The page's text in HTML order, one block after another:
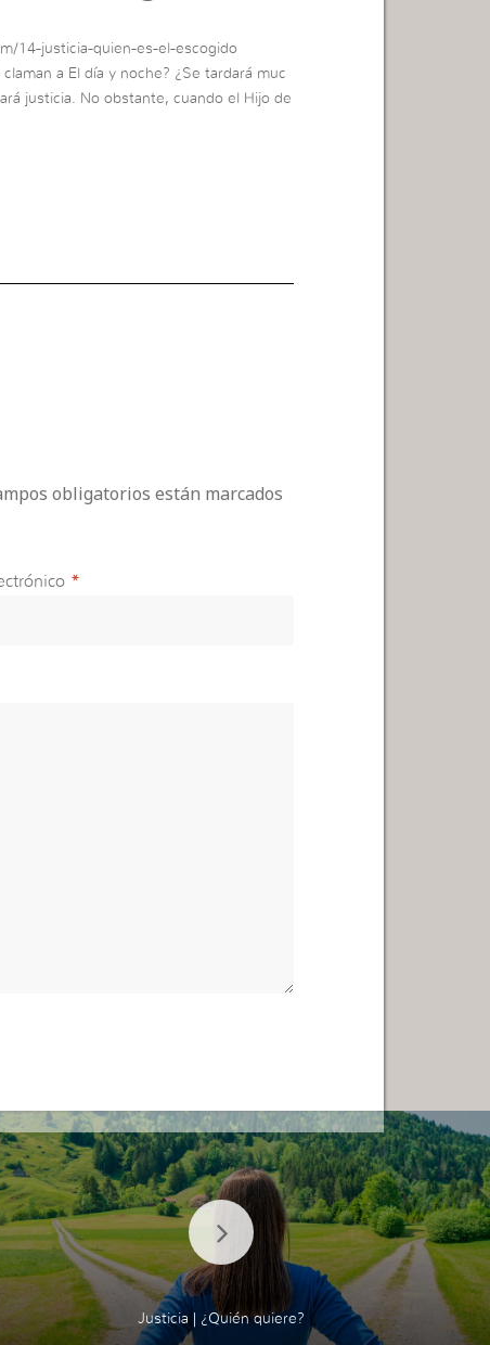
14-justicia-quien-es-el-escogido
a El día y noche? ¿Se tardará muc
justicia. No obstante, cuando el Hijo de
obligatorios están marcados
*
Justicia | ¿Quién quiere?